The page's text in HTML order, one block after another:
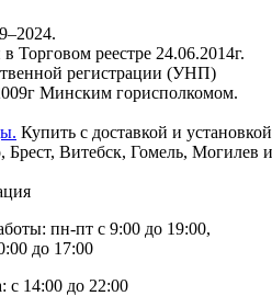
Торговом реестре 24.06.2014г.
регистрации (УНП)
Минским горисполкомом.
Купить с доставкой и установкой
Брест, Витебск, Гомель, Могилев и
пн-пт с 9:00 до 19:00,
до 17:00
с 14:00 до 22:00